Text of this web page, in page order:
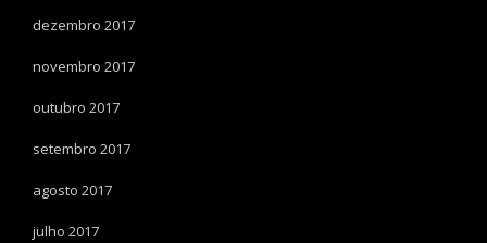
dezembro 2017
novembro 2017
outubro 2017
setembro 2017
agosto 2017
julho 2017